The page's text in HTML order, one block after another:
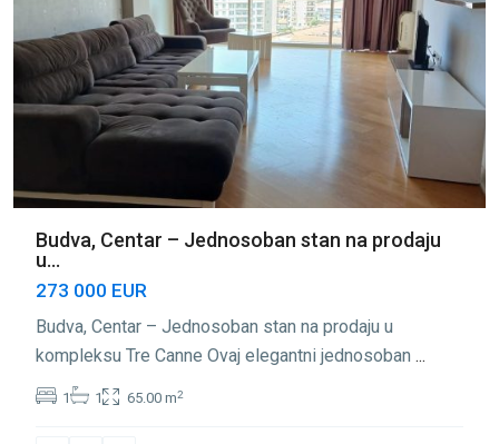
Budva, Centar – Jednosoban stan na prodaju
u...
273 000 EUR
Budva, Centar – Jednosoban stan na prodaju u
kompleksu Tre Canne Ovaj elegantni jednosoban ...
1 1 65.00 m2